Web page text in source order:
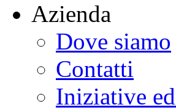
Azienda
Dove siamo
Contatti
Iniziative